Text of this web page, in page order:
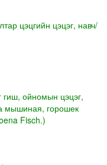
цэцгийн цэцэг, навч/
гиш, ойномын цэцэг,
мышиная, горошек
Fisch.)